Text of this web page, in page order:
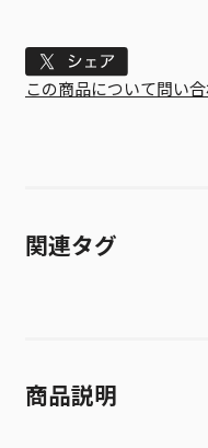
Tweet
この商品について問い
関連タグ
商品説明